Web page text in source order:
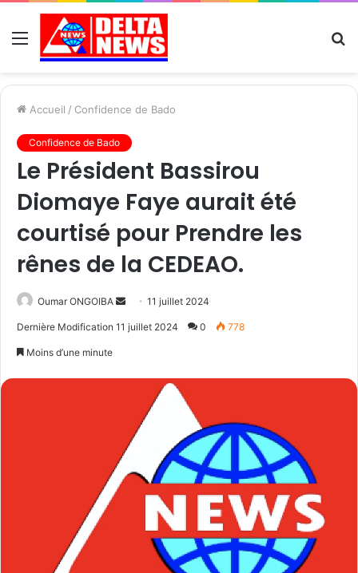
Menu
Accueil / Confidence de Bado
Confidence de Bado
Le Président Bassirou
Diomaye Faye aurait été
courtisé pour Prendre les
rênes de la CEDEAO.
Oumar ONGOIBA
Send11 juillet 2024
Dernière Modification 11 juillet 2024 0 778
Moins d’une minute